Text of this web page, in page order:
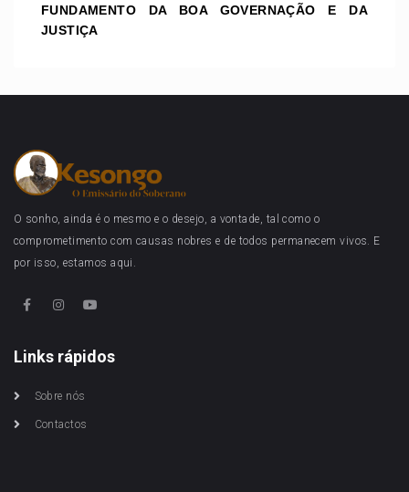
FUNDAMENTO DA BOA GOVERNAÇÃO E DA
JUSTIÇA
O sonho, ainda é o mesmo e o desejo, a vontade, tal como o
comprometimento com causas nobres e de todos permanecem vivos. E
por isso, estamos aqui.
Links rápidos
Sobre nós
Contactos